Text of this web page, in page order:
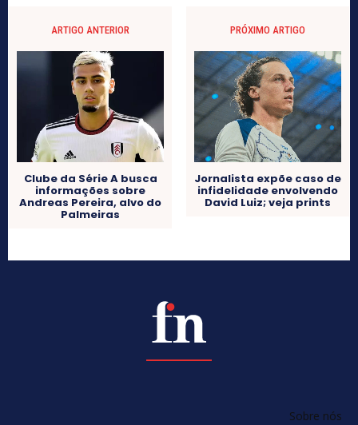
ARTIGO ANTERIOR
Clube da Série A busca
informações sobre
Andreas Pereira, alvo do
Palmeiras
PRÓXIMO ARTIGO
Jornalista expõe caso de
infidelidade envolvendo
David Luiz; veja prints
Sobre nós